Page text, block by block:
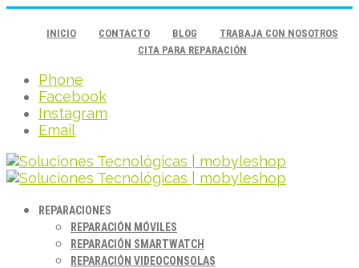
INICIO CONTACTO BLOG
TRABAJA CON NOSOTROS
CITA PARA REPARACIÓN
Phone
Facebook
Instagram
Email
REPARACIONES
REPARACIÓN MÓVILES
REPARACIÓN SMARTWATCH
REPARACIÓN VIDEOCONSOLAS